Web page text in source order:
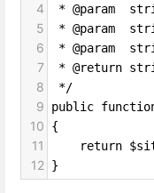
4 * @param
5 * @param
6 * @param
7 * @return
8 */
9 public
10 {
11
return
12 }